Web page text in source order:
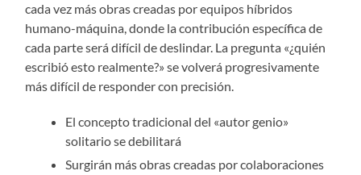
cada vez más obras creadas por equipos híbridos
humano-máquina, donde la contribución específica de
cada parte será difícil de deslindar. La pregunta «¿quién
escribió esto realmente?» se volverá progresivamente
más difícil de responder con precisión.
El concepto tradicional del «autor genio»
solitario se debilitará
Surgirán más obras creadas por colaboraciones